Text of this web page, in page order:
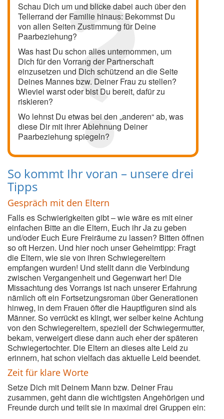
Schau Dich um und blicke dabei auch über den
Tellerrand der Familie hinaus: Bekommst Du
von allen Seiten Zustimmung für Deine
Paarbeziehung?
Was hast Du schon alles unternommen, um
Dich für den Vorrang der Partnerschaft
einzusetzen und Dich schützend an die Seite
Deines Mannes bzw. Deiner Frau zu stellen?
Wieviel warst oder bist Du bereit, dafür zu
riskieren?
Wo lehnst Du etwas bei den „anderen“ ab, was
diese Dir mit ihrer Ablehnung Deiner
Paarbeziehung spiegeln?
So kommt Ihr voran – unsere drei
Tipps
Gespräch mit den Eltern
Falls es Schwierigkeiten gibt – wie wäre es mit einer
einfachen Bitte an die Eltern, Euch ihr Ja zu geben
und/oder Euch Eure Freiräume zu lassen? Bitten öffnen
so oft Herzen. Und hier noch unser Geheimtipp: Fragt
die Eltern, wie sie von ihren Schwiegereltern
empfangen wurden! Und stellt dann die Verbindung
zwischen Vergangenheit und Gegenwart her! Die
Missachtung des Vorrangs ist nach unserer Erfahrung
nämlich oft ein Fortsetzungsroman über Generationen
hinweg, in dem Frauen öfter die Hauptfiguren sind als
Männer. So verrückt es klingt, wer selber keine Achtung
von den Schwiegereltern, speziell der Schwiegermutter,
bekam, verweigert diese dann auch eher der späteren
Schwiegertochter. Die Eltern an dieses alte Leid zu
erinnern, hat schon vielfach das aktuelle Leid beendet.
Zeit für klare Worte
Setze Dich mit Deinem Mann bzw. Deiner Frau
zusammen, geht dann die wichtigsten Angehörigen und
Freunde durch und teilt sie in maximal drei Gruppen ein: